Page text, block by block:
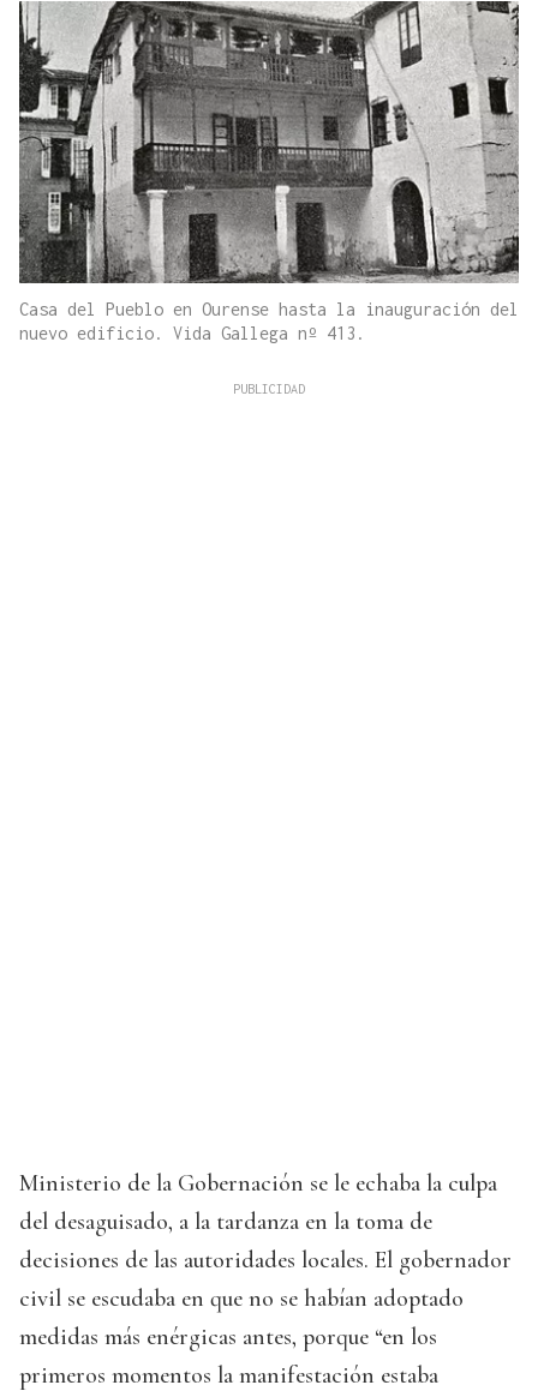
Casa del Pueblo en Ourense hasta la inauguración del
nuevo edificio. Vida Gallega nº 413.
Ministerio de la Gobernación se le echaba la culpa
del desaguisado, a la tardanza en la toma de
decisiones de las autoridades locales. El gobernador
civil se escudaba en que no se habían adoptado
medidas más enérgicas antes, porque “en los
primeros momentos la manifestación estaba